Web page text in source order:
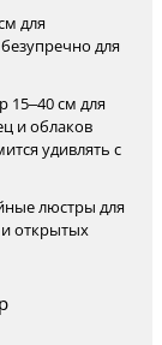
для
для
15–40 см для
и облаков
удивлять с
люстры для
открытых